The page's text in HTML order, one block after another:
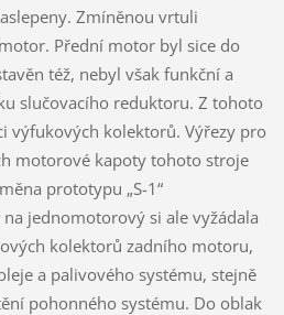
Zmíněnou vrtuli
Přední motor byl sice do
též, nebyl však funkční a
slučovacího reduktoru. Z tohoto
výfukových kolektorů. Výřezy pro
motorové kapoty tohoto stroje
prototypu „S-1“
jednomotorový si ale vyžádala
kolektorů zadního motoru,
a palivového systému, stejně
pohonného systému. Do oblak